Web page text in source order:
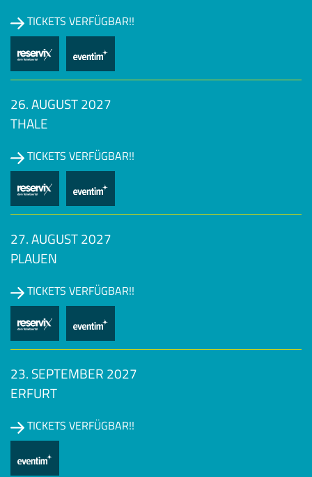
TICKETS VERFÜGBAR!!
26. AUGUST 2027
THALE
TICKETS VERFÜGBAR!!
27. AUGUST 2027
PLAUEN
TICKETS VERFÜGBAR!!
23. SEPTEMBER 2027
ERFURT
TICKETS VERFÜGBAR!!